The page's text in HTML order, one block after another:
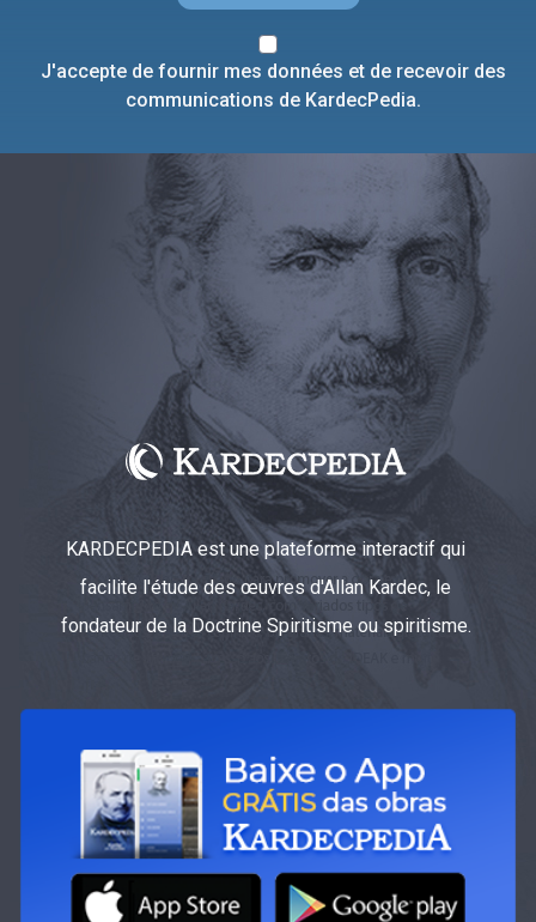
J'accepte de fournir mes données et de recevoir des
communications de KardecPedia.
KARDECPEDIA est une plateforme interactif qui
facilite l'étude des œuvres d'Allan Kardec, le
fondateur de la Doctrine Spiritisme ou spiritisme.